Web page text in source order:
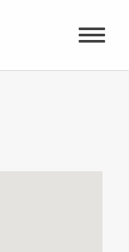
Toggle